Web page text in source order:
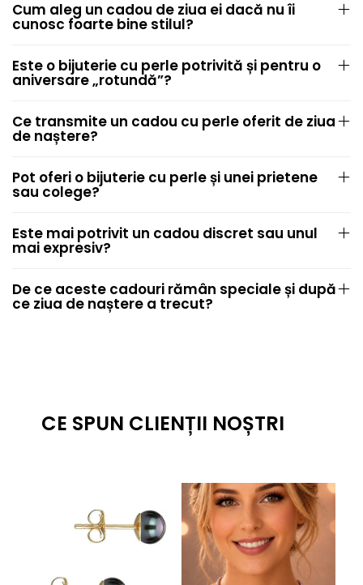
Cum aleg un cadou de ziua ei dacă nu îi
cunosc foarte bine stilul?
Este o bijuterie cu perle potrivită și pentru o
aniversare „rotundă”?
Ce transmite un cadou cu perle oferit de ziua
de naștere?
Pot oferi o bijuterie cu perle și unei prietene
sau colege?
Este mai potrivit un cadou discret sau unul
mai expresiv?
De ce aceste cadouri rămân speciale și după
ce ziua de naștere a trecut?
CE SPUN CLIENȚII NOȘTRI